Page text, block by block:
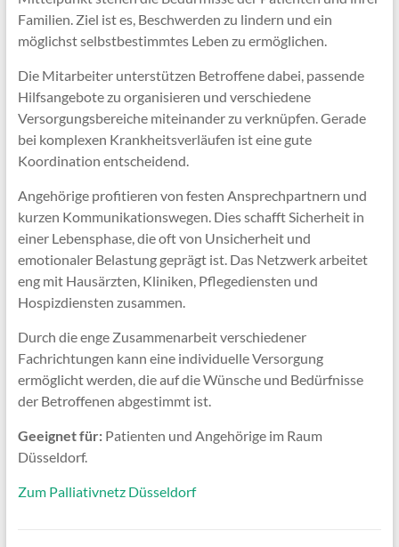
Familien. Ziel ist es, Beschwerden zu lindern und ein
möglichst selbstbestimmtes Leben zu ermöglichen.
Die Mitarbeiter unterstützen Betroffene dabei, passende
Hilfsangebote zu organisieren und verschiedene
Versorgungsbereiche miteinander zu verknüpfen. Gerade
bei komplexen Krankheitsverläufen ist eine gute
Koordination entscheidend.
Angehörige profitieren von festen Ansprechpartnern und
kurzen Kommunikationswegen. Dies schafft Sicherheit in
einer Lebensphase, die oft von Unsicherheit und
emotionaler Belastung geprägt ist. Das Netzwerk arbeitet
eng mit Hausärzten, Kliniken, Pflegediensten und
Hospizdiensten zusammen.
Durch die enge Zusammenarbeit verschiedener
Fachrichtungen kann eine individuelle Versorgung
ermöglicht werden, die auf die Wünsche und Bedürfnisse
der Betroffenen abgestimmt ist.
Geeignet für:Patienten und Angehörige im Raum
Düsseldorf.
Zum Palliativnetz Düsseldorf